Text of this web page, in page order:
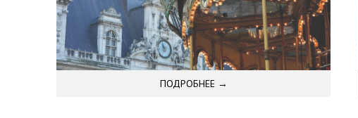
ПОДРОБНЕЕ →